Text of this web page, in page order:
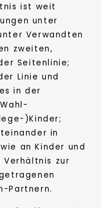
ist weit
unter
Verwandten
zweiten,
Seitenlinie;
Linie und
in der
)Kinder;
in
an Kinder und
Verhältnis zur
Partnern.